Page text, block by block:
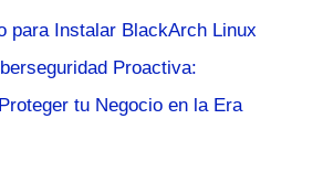
para Instalar BlackArch Linux
Proactiva:
tu Negocio en la Era